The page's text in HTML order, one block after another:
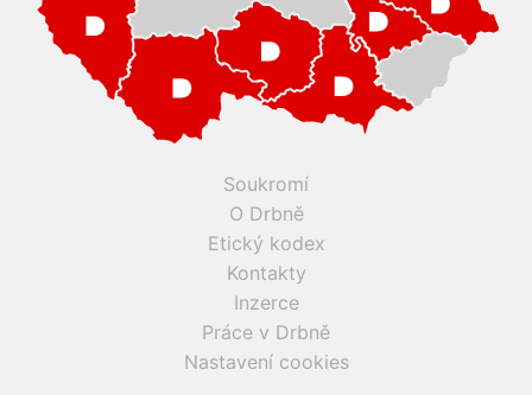
Soukromí
O Drbně
Etický kodex
Kontakty
Inzerce
Práce v Drbně
Nastavení cookies